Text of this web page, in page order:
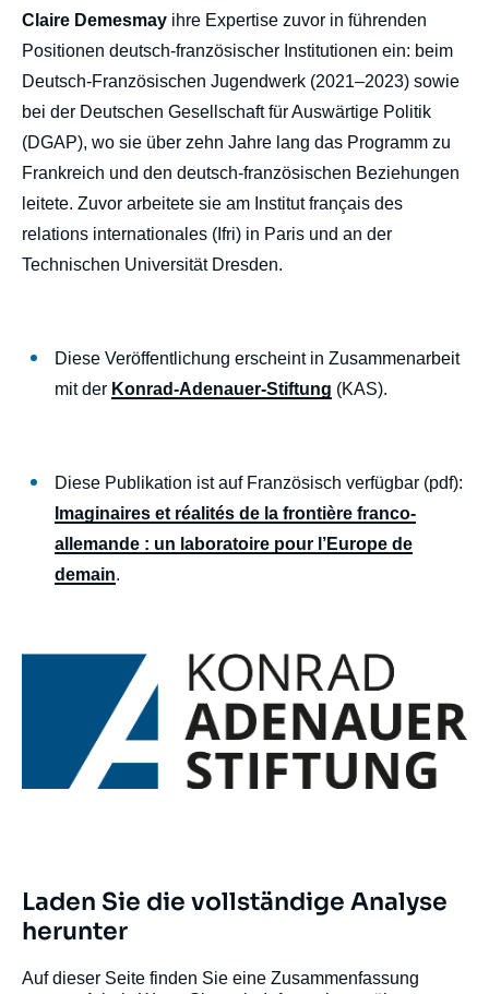
Claire Demesmay ihre Expertise zuvor in führenden
Positionen deutsch-französischer Institutionen ein: beim
Deutsch-Französischen Jugendwerk (2021–2023) sowie
bei der Deutschen Gesellschaft für Auswärtige Politik
(DGAP), wo sie über zehn Jahre lang das Programm zu
Frankreich und den deutsch-französischen Beziehungen
leitete. Zuvor arbeitete sie am Institut français des
relations internationales (Ifri) in Paris und an der
Technischen Universität Dresden.
Diese Veröffentlichung erscheint in Zusammenarbeit
mit der Konrad-Adenauer-Stiftung (KAS).
Diese Publikation ist auf Französisch verfügbar (pdf):
Imaginaires et réalités de la frontière franco-
allemande : un laboratoire pour l’Europe de
demain.
Laden Sie die vollständige Analyse
herunter
Auf dieser Seite finden Sie eine Zusammenfassung